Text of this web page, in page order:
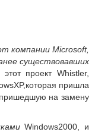
компании Microsoft,
существовавших
проект Whistler,
пришла
на замену
Windows2000, и